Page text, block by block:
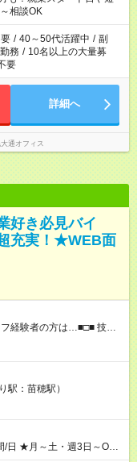
相談OK
/ 40～50代活躍中 / 副
務 / 10名以上の大量募
要
詳細へ
通オフィス
好き必見バイ
充実！★WEB面
場数に応じて『日給が1.2
になることも…！ ・その他
手当あり ◆宿泊手当あり
例
さん ＞＞日給11，000円
に、本採用時と異なる部
同じです。 給与：日
駅：苗穂駅）
/日 ★月～土・週3日～OK
談OK ★時期により連休取